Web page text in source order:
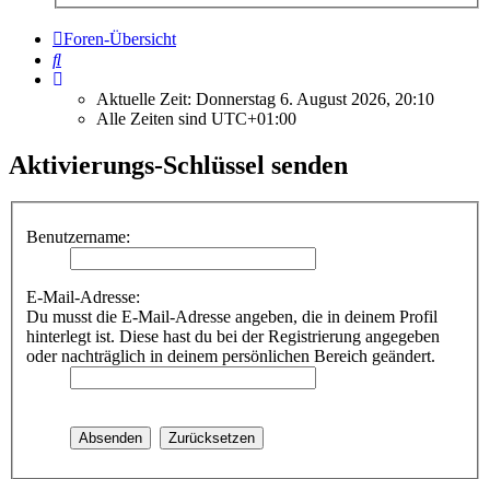
Foren-Übersicht
Suche
Aktuelle Zeit: Donnerstag 6. August 2026, 20:10
Alle Zeiten sind UTC+01:00
Aktivierungs-Schlüssel senden
Benutzername:
E-Mail-Adresse:
Du musst die E-Mail-Adresse angeben, die in deinem Profil
hinterlegt ist. Diese hast du bei der Registrierung angegeben
oder nachträglich in deinem persönlichen Bereich geändert.